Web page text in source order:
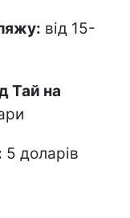
від 15-
Тай на
5 доларів